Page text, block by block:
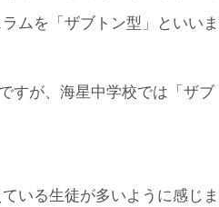
ムを「ザブトン型」といいま
が、海星中学校では「ザブ
いる生徒が多いように感じま